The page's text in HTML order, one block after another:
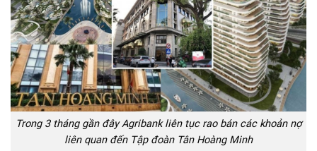
Trong 3 tháng gần đây Agribank liên tục rao bán các khoản nợ
liên quan đến Tập đoàn Tân Hoàng Minh